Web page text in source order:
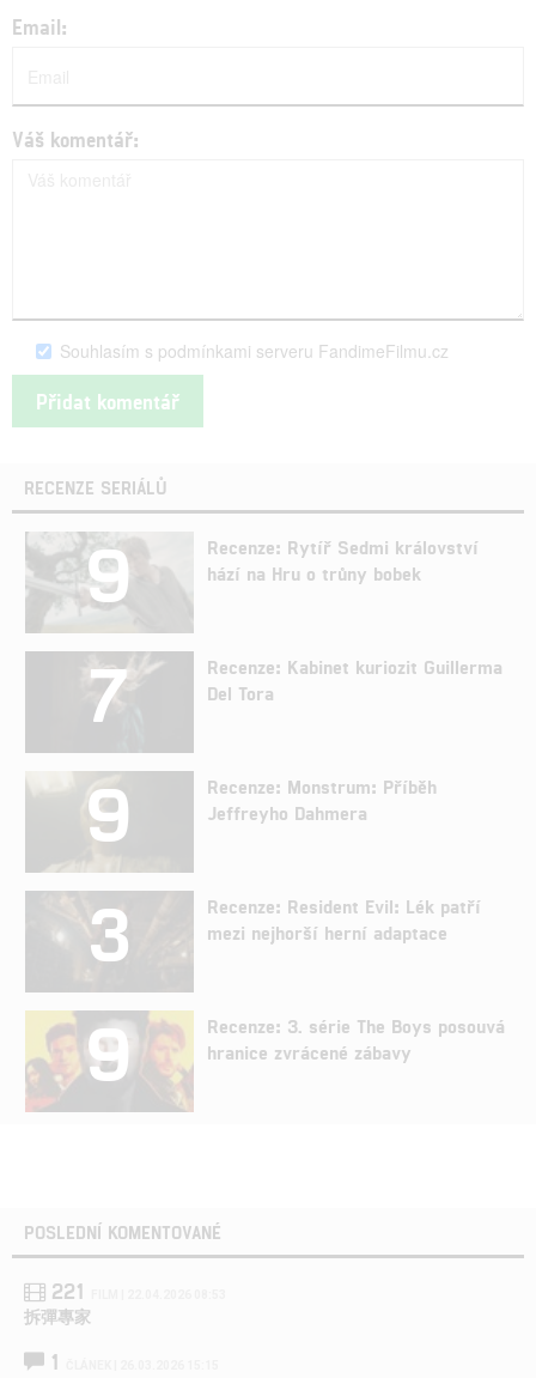
Email:
Váš komentář:
Souhlasím s podmínkami serveru FandimeFilmu.cz
RECENZE SERIÁLŮ
9
Recenze: Rytíř Sedmi království
hází na Hru o trůny bobek
7
Recenze: Kabinet kuriozit Guillerma
Del Tora
9
Recenze: Monstrum: Příběh
Jeffreyho Dahmera
3
Recenze: Resident Evil: Lék patří
mezi nejhorší herní adaptace
9
Recenze: 3. série The Boys posouvá
hranice zvrácené zábavy
POSLEDNÍ KOMENTOVANÉ
221
拆彈專家
1